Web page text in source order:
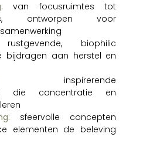
: van focusruimtes tot
ontworpen voor
biophilic
bijdragen aan herstel en
inspirerende
die concentratie en
: sfeervolle concepten
elementen de beleving